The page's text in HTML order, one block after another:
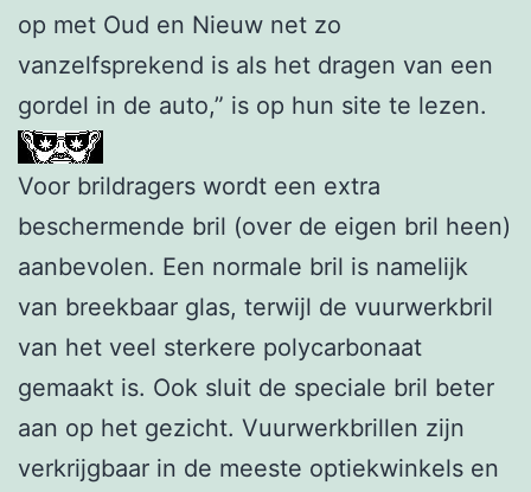
op met Oud en Nieuw net zo
vanzelfsprekend is als het dragen van een
gordel in de auto,” is op hun site te lezen.
Voor brildragers wordt een extra
beschermende bril (over de eigen bril heen)
aanbevolen. Een normale bril is namelijk
van breekbaar glas, terwijl de vuurwerkbril
van het veel sterkere polycarbonaat
gemaakt is. Ook sluit de speciale bril beter
aan op het gezicht. Vuurwerkbrillen zijn
verkrijgbaar in de meeste optiekwinkels en